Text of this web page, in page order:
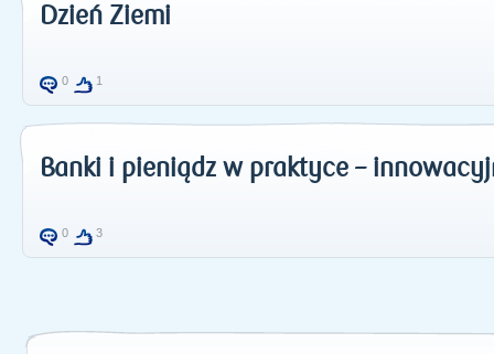
Dzień Ziemi
0 1
Banki i pieniądz w praktyce –
0 3